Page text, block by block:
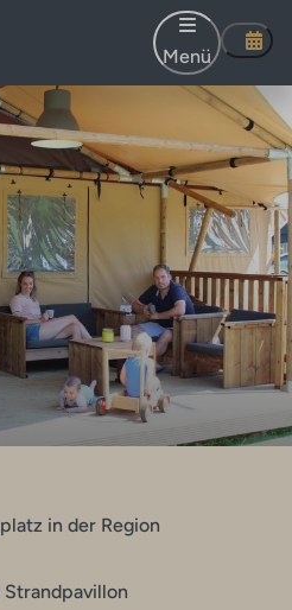
Menü
in der Region
Strandpavillon